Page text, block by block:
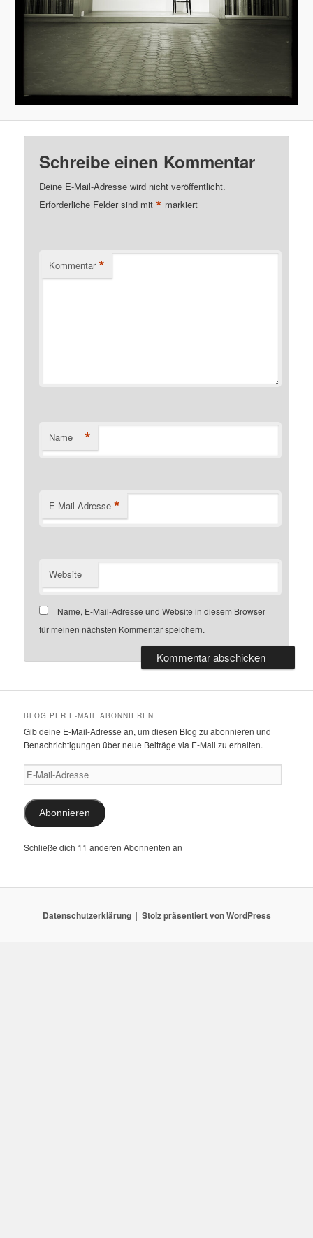
Schreibe einen Kommentar
Deine E-Mail-Adresse wird nicht veröffentlicht.
Erforderliche Felder sind mit* markiert
Kommentar *
Name *
E-Mail-Adresse *
Website
Name, E-Mail-Adresse und Website in diesem Browser
für meinen nächsten Kommentar speichern.
BLOG PER E-MAIL ABONNIEREN
Gib deine E-Mail-Adresse an, um diesen Blog zu abonnieren und
Benachrichtigungen über neue Beiträge via E-Mail zu erhalten.
E-
Mail-
Adresse
Abonnieren
Schließe dich 11 anderen Abonnenten an
Datenschutzerklärung Stolz präsentiert von WordPress